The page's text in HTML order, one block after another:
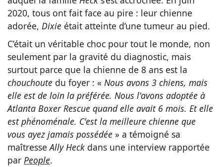
2020, tous ont fait face au pire : leur chienne
adorée, Dixie était atteinte d’une tumeur au pied.
C’était un véritable choc pour tout le monde, non
seulement par la gravité du diagnostic, mais
surtout parce que la chienne de 8 ans est la
chouchoute du foyer : « Nous avons 3 chiens, mais
elle est de loin la préférée. Nous l'avons adoptée à
Atlanta Boxer Rescue quand elle avait 6 mois. Et elle
est phénoménale. C'est la meilleure chienne que
vous ayez jamais possédée » a témoigné sa
maîtresseAlly Heck dans une interview rapportée
par People.